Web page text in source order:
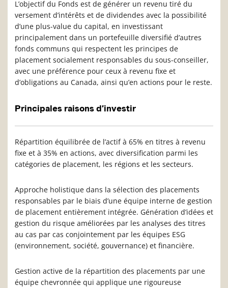
L’objectif du Fonds est de générer un revenu tiré du
versement d’intérêts et de dividendes avec la possibilité
d’une plus-value du capital, en investissant
principalement dans un portefeuille diversifié d’autres
fonds communs qui respectent les principes de
placement socialement responsables du sous-conseiller,
avec une préférence pour ceux à revenu fixe et
d’obligations au Canada, ainsi qu’en actions pour le reste.
Principales raisons d’investir
Répartition équilibrée de l’actif à 65% en titres à revenu
fixe et à 35% en actions, avec diversification parmi les
catégories de placement, les régions et les secteurs.
Approche holistique dans la sélection des placements
responsables par le biais d’une équipe interne de gestion
de placement entièrement intégrée. Génération d’idées et
gestion du risque améliorées par les analyses des titres
au cas par cas conjointement par les équipes ESG
(environnement, société, gouvernance) et financière.
Gestion active de la répartition des placements par une
équipe chevronnée qui applique une rigoureuse